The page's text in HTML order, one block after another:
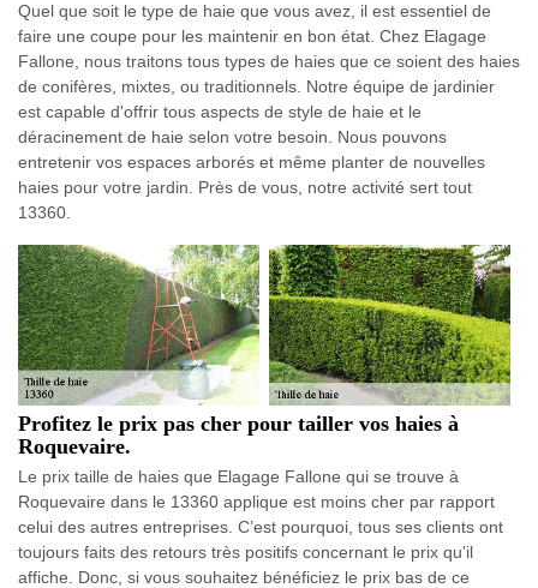
Quel que soit le type de haie que vous avez, il est essentiel de
faire une coupe pour les maintenir en bon état. Chez Elagage
Fallone, nous traitons tous types de haies que ce soient des haies
de conifères, mixtes, ou traditionnels. Notre équipe de jardinier
est capable d'offrir tous aspects de style de haie et le
déracinement de haie selon votre besoin. Nous pouvons
entretenir vos espaces arborés et même planter de nouvelles
haies pour votre jardin. Près de vous, notre activité sert tout
13360.
Profitez le prix pas cher pour tailler vos haies à
Roquevaire.
Le prix taille de haies que Elagage Fallone qui se trouve à
Roquevaire dans le 13360 applique est moins cher par rapport
celui des autres entreprises. C’est pourquoi, tous ses clients ont
toujours faits des retours très positifs concernant le prix qu’il
affiche. Donc, si vous souhaitez bénéficiez le prix bas de ce